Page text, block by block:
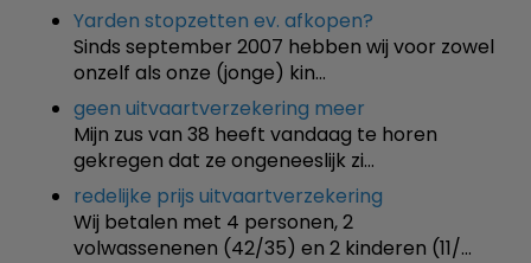
Yarden stopzetten ev. afkopen?
Sinds september 2007 hebben wij voor zowel
onzelf als onze (jonge) kin…
geen uitvaartverzekering meer
Mijn zus van 38 heeft vandaag te horen
gekregen dat ze ongeneeslijk zi…
redelijke prijs uitvaartverzekering
Wij betalen met 4 personen, 2
volwassenenen (42/35) en 2 kinderen (11/…